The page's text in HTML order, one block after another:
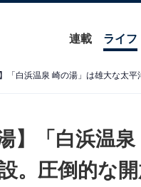
連載 ライフ
】「白浜温
。圧倒的な